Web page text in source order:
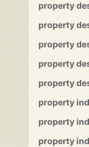
property
property
property
property
property
property
property
property